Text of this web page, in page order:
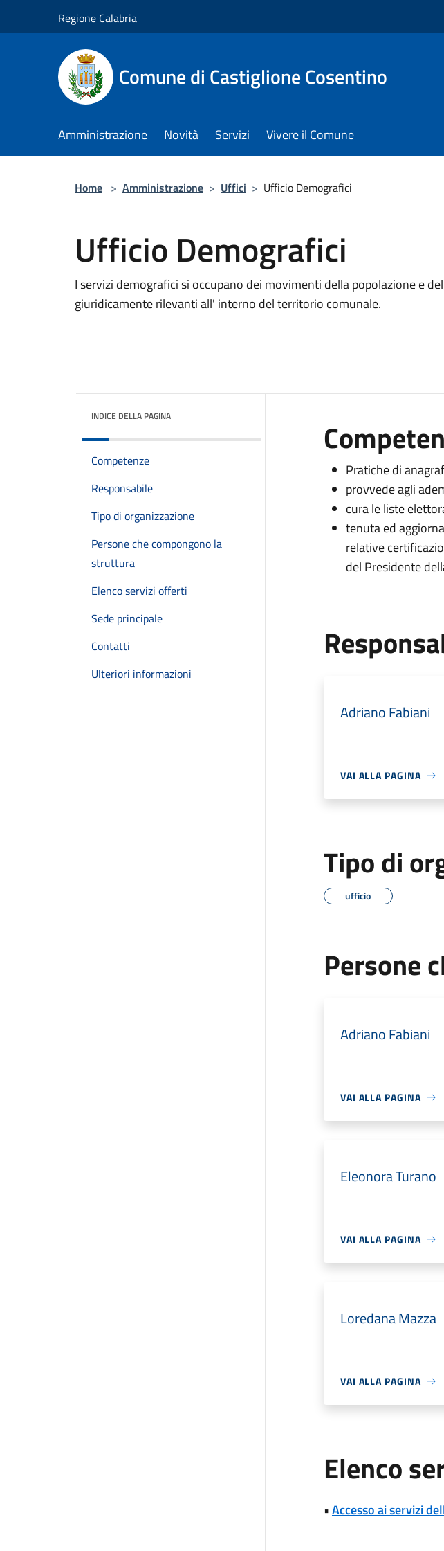
Regione Calabria
Comune di Castiglione Cosentino
Amministrazione Novità Servizi Vivere il Comune
Home > Amministrazione > Uffici > Ufficio Demografici
Ufficio Demografici
I servizi demografici si occupano dei movimenti della popolazione e
giuridicamente rilevanti all' interno del territorio comunale.
INDICE DELLA PAGINA
Competenze
Responsabile
Tipo di organizzazione
Persone che compongono la
struttura
Elenco servizi offerti
Sede principale
Contatti
Ulteriori informazioni
Pratiche di
provvede agli
cura le liste
tenuta ed
relative
del Presidente
Adriano Fabiani
VAI ALLA PAGINA
Tipo di
ufficio
Persone
Adriano Fabiani
VAI ALLA PAGINA
Eleonora Turano
VAI ALLA PAGINA
Loredana Mazza
VAI ALLA PAGINA
Elenco
•Accesso ai servizi